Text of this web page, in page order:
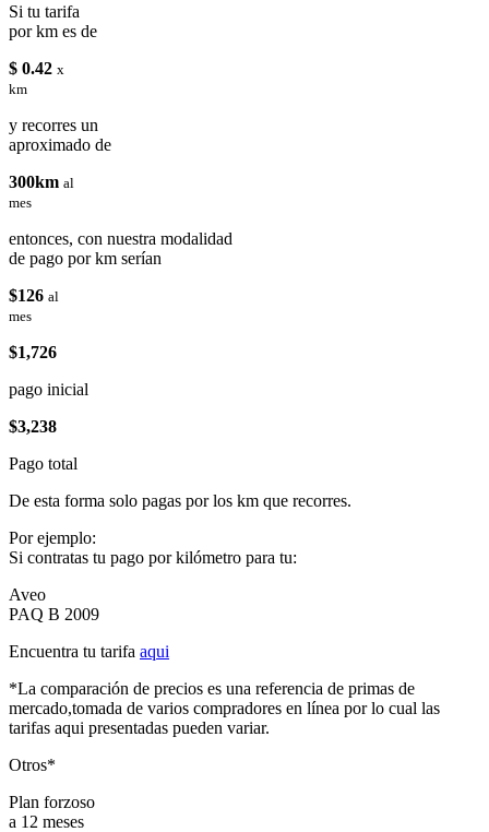
Si tu tarifa
por km es de
$ 0.42 x
km
y recorres un
aproximado de
300km al
mes
entonces, con nuestra modalidad
de pago por km serían
$126 al
mes
$1,726
pago inicial
$3,238
Pago total
De esta forma solo pagas por los km que recorres.
Por ejemplo:
Si contratas tu pago por kilómetro para tu:
Aveo
PAQ B 2009
Encuentra tu tarifa aqui
*La comparación de precios es una referencia de primas de
mercado,tomada de varios compradores en línea por lo cual las
tarifas aqui presentadas pueden variar.
Otros*
Plan forzoso
a 12 meses